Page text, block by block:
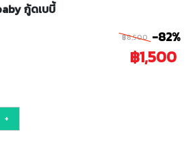
กู้ดเบบี้
฿8,500 -82%
฿1,500
+